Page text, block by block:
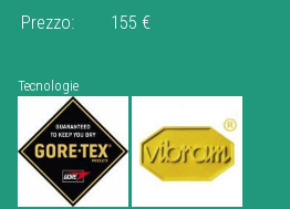
Prezzo:
155 €
Tecnologie